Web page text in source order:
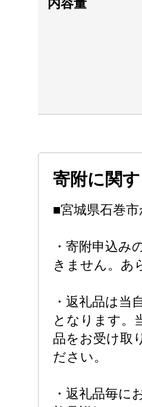
内容量
寄附に関
■宮城県石巻
・寄附申込み
きません。あ
・返礼品は当
となります。
品をお受け取
ださい。
・返礼品毎に